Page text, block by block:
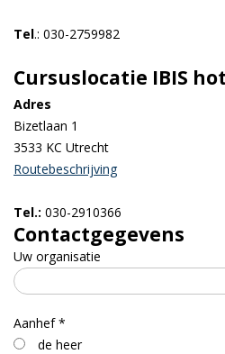
Tel.: 030-2759982
Cursuslocatie IBIS
Adres
Bizetlaan 1
3533 KC Utrecht
Routebeschrijving
Tel.: 030-2910366
Contactgegevens
Uw organisatie
Aanhef *
de heer